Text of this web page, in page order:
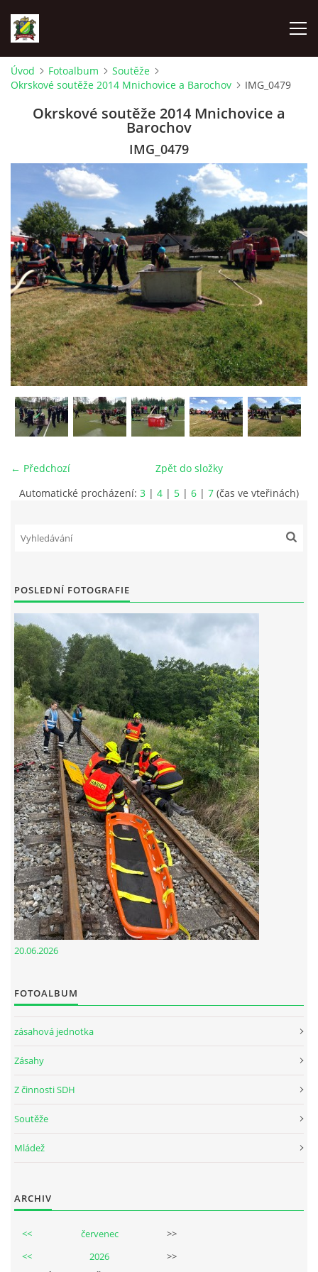
ÚVOD
ZÁSAHOVÁ JEDNOTKA
ZÁSAHY
FOTOALBUM
TECHNIKA
MLÁDEŽ
NAHLÁŠENÍ PÁLENÍ
PRONÁJEM SÁLU POŽÁRNÍHO DOMU
DOTACE
© 2026 eStránky.cz
Úvod Fotoalbum
Soutěže
Okrskové soutěže 2014 Mnichovice a Barochov
IMG_0479
Okrskové soutěže 2014 Mnichovice a
Barochov
IMG_0479
← Předchozí
Zpět do složky
Automatické procházení: 3 | 4 | 5 | 6 | 7 (čas ve vteřinách)
POSLEDNÍ FOTOGRAFIE
20.06.2026
FOTOALBUM
zásahová jednotka
Zásahy
Z činnosti SDH
Soutěže
Mládež
ARCHIV
<< červenec
>>
<<
2026
>>